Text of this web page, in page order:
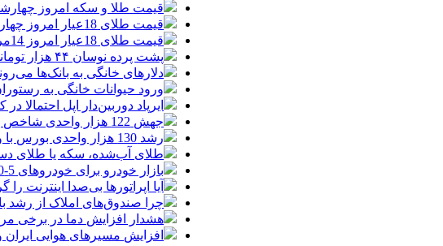
قیمت طلا و سکه امروز چهارشنبه 14مرداد/ کاهش همه قیمت ها + جدول و
قیمت طلای 18عیار امروز چهارشنبه 14مرداد/ افزایش قیمت + جدول
قیمت طلای 18عیار امروز 14مرداد 1405/ افزایش قیمت + جدول و جزئیات
پشت پرده نوسان ۴۴ هزار تومانی دلار در چند ماه
دلارهای خانگی به بانک‌ها
ورود حیوانات خانگی به
ایرپاد دوربین‌دار اپل احتمالا در کنار آیفون ۱۸
جهش 122 هزار واحدی شاخص بورس؛ ورود یک همت پول حقیقی در آغاز معاملات
رشد 130 هزار واحدی بورس با ورود 6 همت پول حقیقی/ صف خرید 700 نماد
طلای آب‌شده، سکه یا طلای
بازار خودرو برای خودروهای 5-10 میلیاردی آماده نیست!
آیا اپراتورها بی‌صدا اینترنت را
چرا صندوق‌های املاک از رشد
هشدار افزایش دما در برخی مرزهای
افزایش مسیرهای هوایی ایران و عراق؛ ۱۱۰۰ پرواز